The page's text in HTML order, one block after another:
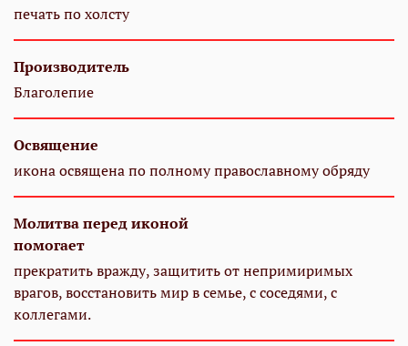
печать по холсту
Производитель
Благолепие
Освящение
икона освящена по полному православному обряду
Молитва перед иконой
помогает
прекратить вражду, защитить от непримиримых
врагов, восстановить мир в семье, с соседями, с
коллегами.